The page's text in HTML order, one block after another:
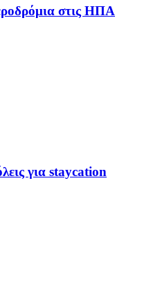
στις ΗΠΑ
για staycation